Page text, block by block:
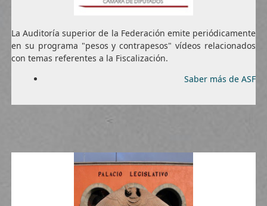
La Auditoría superior de la Federación emite periódicamente
en su programa "pesos y contrapesos" vídeos relacionados
con temas referentes a la Fiscalización.
Saber más de ASF